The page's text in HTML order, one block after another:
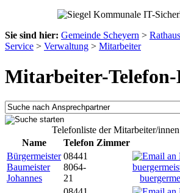
Sie sind hier: Gemeinde Scheyern >
Service > Verwaltung > Mitarbeiter
Mitarbeiter-
Telefonliste der Mitarbeiter/
Name
Telefon Zimmer
Bürgermeister
Baumeister
Johannes
08441
8064-
21